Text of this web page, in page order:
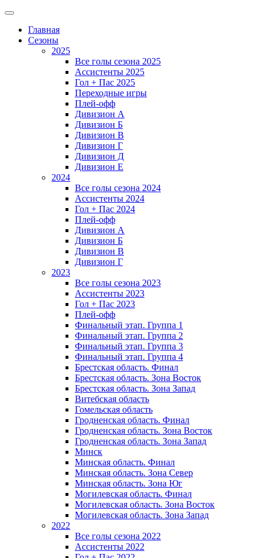
Главная
Сезоны
2025
Все голы сезона 2025
Ассистенты 2025
Гол + Пас 2025
Переходные игры
Плей-офф
Дивизион A
Дивизион Б
Дивизион В
Дивизион Г
Дивизион Д
Дивизион Е
2024
Все голы сезона 2024
Ассистенты 2024
Гол + Пас 2024
Плей-офф
Дивизион A
Дивизион Б
Дивизион В
Дивизион Г
2023
Все голы сезона 2023
Ассистенты 2023
Гол + Пас 2023
Плей-офф
Финальный этап. Группа 1
Финальный этап. Группа 2
Финальный этап. Группа 3
Финальный этап. Группа 4
Брестская область. Финал
Брестская область. Зона Восток
Брестская область. Зона Запад
Витебская область
Гомельская область
Гродненская область. Финал
Гродненская область. Зона Восток
Гродненская область. Зона Запад
Минск
Минская область. Финал
Минская область. Зона Север
Минская область. Зона Юг
Могилевская область. Финал
Могилевская область. Зона Восток
Могилевская область. Зона Запад
2022
Все голы сезона 2022
Ассистенты 2022